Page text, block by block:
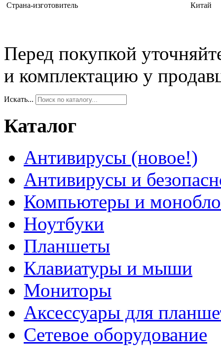
Страна-изготовитель
Китай
Перед покупкой
и комплектацию у
Искать...
Каталог
Антивирусы (новое!)
Антивирусы и
Компьютеры и
Ноутбуки
Планшеты
Клавиатуры и мыши
Мониторы
Аксессуары для
Сетевое оборудование